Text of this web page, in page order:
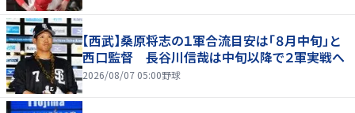
【西武】桑原将志の１軍合流目安は「８月中旬」と
西口監督 長谷川信哉は中旬以降で２軍実戦へ
2026/08/07 05:00野球